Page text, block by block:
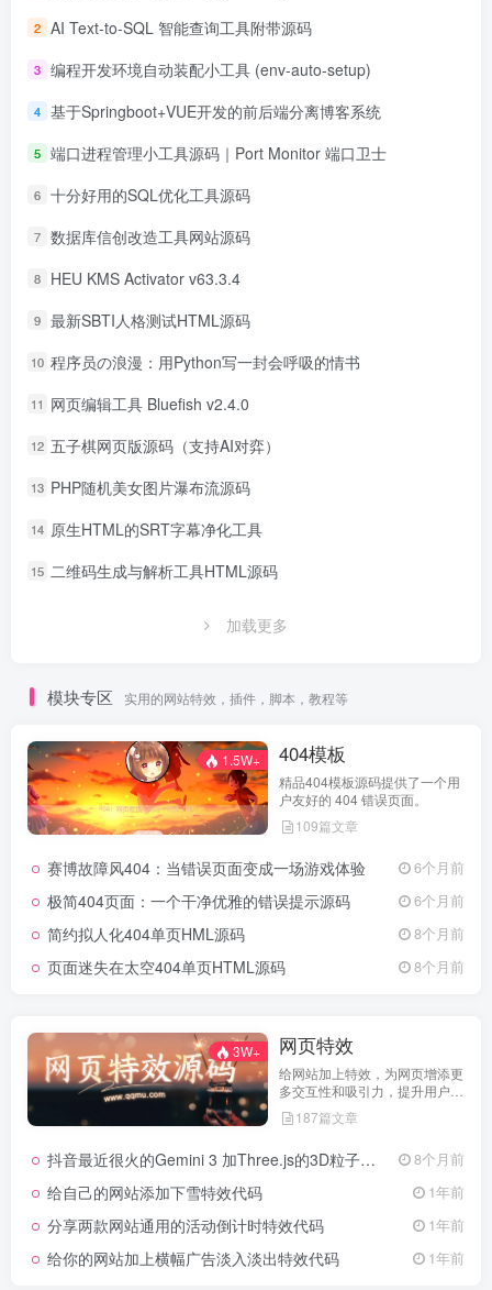
2 AI Text-to-SQL 智能查询工具附带源码
3 编程开发环境自动装配小工具 (env-auto-setup)
4 基于Springboot+VUE开发的前后端分离博客系统
5 端口进程管理小工具源码｜Port Monitor 端口卫士
6 十分好用的SQL优化工具源码
7 数据库信创改造工具网站源码
8 HEU KMS Activator v63.3.4
9 最新SBTI人格测试HTML源码
10 程序员の浪漫：用Python写一封会呼吸的情书
11 网页编辑工具 Bluefish v2.4.0
12 五子棋网页版源码（支持AI对弈）
13 PHP随机美女图片瀑布流源码
14 原生HTML的SRT字幕净化工具
15 二维码生成与解析工具HTML源码
加载更多
模块专区 实用的网站特效，插件，脚本，教程等
1.5W+ 404模板
精品404模板源码提供了一个用
户友好的 404 错误页面。
109篇文章
赛博故障风404：当错误页面变成一场游戏体验 6个月前
极简404页面：一个干净优雅的错误提示源码 6个月前
简约拟人化404单页HML源码 8个月前
页面迷失在太空404单页HTML源码 8个月前
3W+ 网页特效
给网站加上特效，为网页增添更
多交互性和吸引力，提升用户体
验 187篇文章
抖音最近很火的Gemini 3 加Three.js的3D粒子交互代码 共十三款 8个月前
给自己的网站添加下雪特效代码 1年前
分享两款网站通用的活动倒计时特效代码 1年前
给你的网站加上横幅广告淡入淡出特效代码 1年前